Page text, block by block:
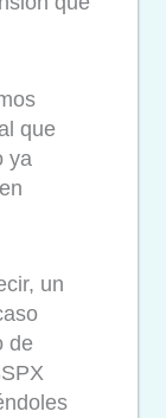
que
ya
un
de